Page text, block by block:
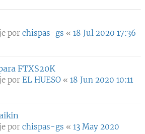
por chispas-gs « 18 Jul 2020 17:36
FTXS20K
por EL HUESO « 18 Jun 2020 10:11
por chispas-gs « 13 May 2020